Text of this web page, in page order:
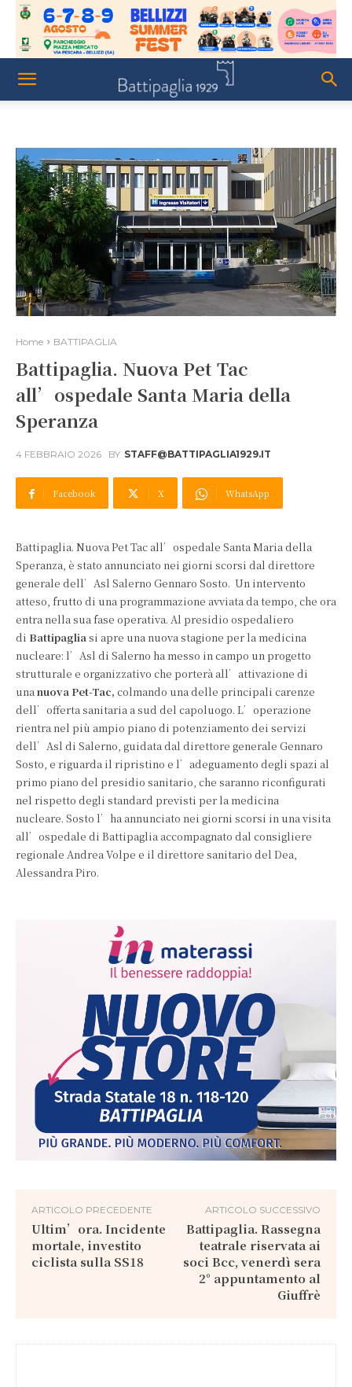
Home BATTIPAGLIA
Battipaglia. Nuova Pet Tac
all’ospedale Santa Maria della
Speranza
4 FEBBRAIO 2026 BY STAFF@BATTIPAGLIA1929.IT
Facebook X WhatsApp
Battipaglia. Nuova Pet Tac all’ospedale Santa Maria della
Speranza, è stato annunciato nei giorni scorsi dal direttore
generale dell’Asl Salerno Gennaro Sosto. Un intervento
atteso, frutto di una programmazione avviata da tempo, che ora
entra nella sua fase operativa. Al presidio ospedaliero
di Battipagliasi apre una nuova stagione per la medicina
nucleare: l’Asl di Salerno ha messo in campo un progetto
strutturale e organizzativo che porterà all’attivazione di
unanuova Pet-Tac, colmando una delle principali carenze
dell’offerta sanitaria a sud del capoluogo. L’operazione
rientra nel più ampio piano di potenziamento dei servizi
dell’Asl di Salerno, guidata dal direttore generale Gennaro
Sosto, e riguarda il ripristino e l’adeguamento degli spazi al
primo piano del presidio sanitario, che saranno riconfigurati
nel rispetto degli standard previsti per la medicina
nucleare. Sosto l’ha annunciato nei giorni scorsi in una visita
all’ospedale di Battipaglia accompagnato dal consigliere
regionale Andrea Volpe e il direttore sanitario del Dea,
Alessandra Piro.
ARTICOLO PRECEDENTE
Ultim’ora. Incidente
mortale, investito
ciclista sulla SS18
ARTICOLO SUCCESSIVO
Battipaglia. Rassegna
teatrale riservata ai
soci Bcc, venerdì sera
2° appuntamento al
Giuffrè